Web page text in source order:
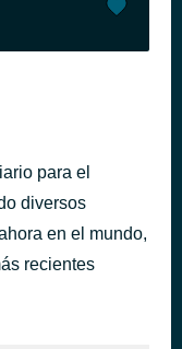
para el
diversos
en el mundo,
recientes